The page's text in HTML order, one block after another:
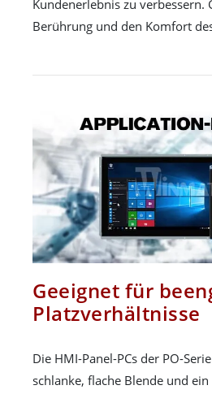
Kundenerlebnis zu verbessern.
Berührung und den Komfort
Geeignet für
Platzverhältnisse
Die HMI-Panel-PCs der PO-
schlanke, flache Blende und